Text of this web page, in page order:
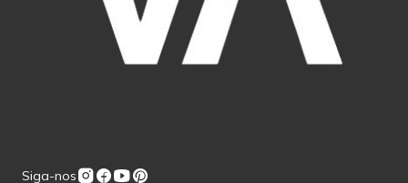
Siga-nos